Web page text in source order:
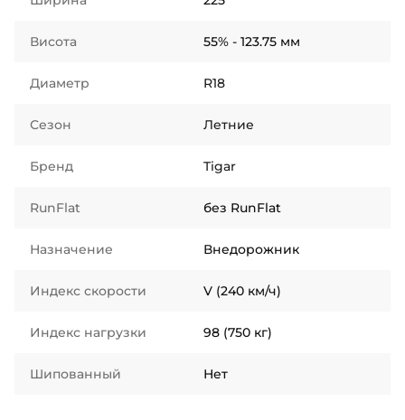
Висота 55% - 123.75 мм
Диаметр R18
Сезон Летние
Бренд Tigar
RunFlat без RunFlat
Назначение Внедорожник
Индекс скорости V (240 км/ч)
Индекс нагрузки 98 (750 кг)
Шипованный Нет